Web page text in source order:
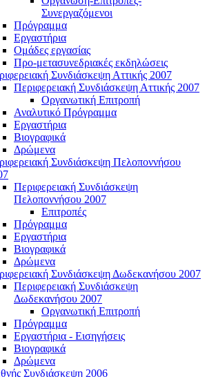
Συνεργαζόμενοι
Πρόγραμμα
Εργαστήρια
Ομάδες εργασίας
Προ-μετασυνεδριακές εκδηλώσεις
Συνδιάσκεψη Αττικής 2007
Περιφερειακή Συνδιάσκεψη Αττικής 2007
Οργανωτική Επιτροπή
Αναλυτικό Πρόγραμμα
Εργαστήρια
Βιογραφικά
Δρώμενα
Συνδιάσκεψη Πελοποννήσου
Περιφερειακή Συνδιάσκεψη
Πελοποννήσου 2007
Επιτροπές
Πρόγραμμα
Εργαστήρια
Βιογραφικά
Δρώμενα
Συνδιάσκεψη Δωδεκανήσου 2007
Περιφερειακή Συνδιάσκεψη
Δωδεκανήσου 2007
Οργανωτική Επιτροπή
Πρόγραμμα
Εργαστήρια - Εισηγήσεις
Βιογραφικά
Δρώμενα
Συνδιάσκεψη 2006